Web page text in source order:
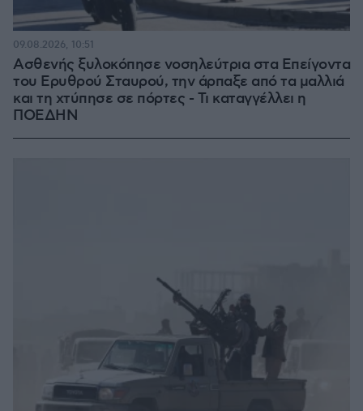
Ασθενής ξυλοκόπησε νοσηλεύτρια στα Επείγοντα
του Ερυθρού Σταυρού, την άρπαξε από τα μαλλιά
και τη χτύπησε σε πόρτες - Τι καταγγέλλει η
ΠΟΕΔΗΝ
09.08.2026, 10:51